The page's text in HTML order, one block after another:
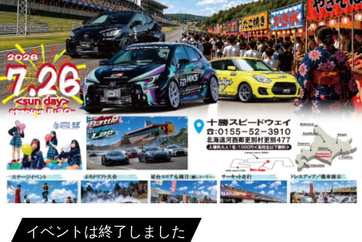
イベントは終了しました